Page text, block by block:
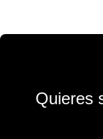
Quieres